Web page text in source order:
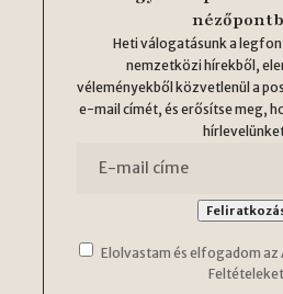
Heti válogatásunk a
nemzetközi hírekből,
véleményekből közvetlenül a
e-mail címét, és erősítse meg,
Elolvastam és elfogadom az
Feltételeket